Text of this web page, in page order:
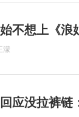
不想上《浪
濛
应没拉裤链